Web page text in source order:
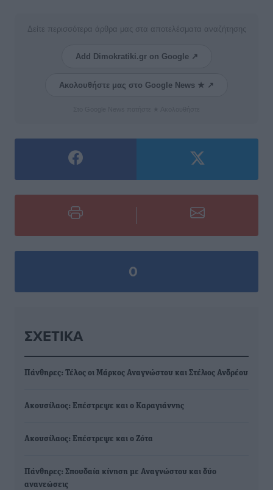
Δείτε περισσότερα άρθρα μας στα αποτελέσματα αναζήτησης
Add Dimokratiki.gr on Google ↗
Ακολουθήστε μας στο Google News ★ ↗
0
ΣΧΕΤΙΚΆ
Πάνθηρες: Τέλος οι Μάρκος Αναγνώστου και Στέλιος Ανδρέου
Ακουσίλαος: Επέστρεψε και ο Καραγιάννης
Ακουσίλαος: Επέστρεψε και ο Ζότα
Πάνθηρες: Σπουδαία κίνηση με Αναγνώστου και δύο
ανανεώσεις